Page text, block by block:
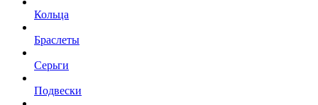
Кольца
Браслеты
Серьги
Подвески